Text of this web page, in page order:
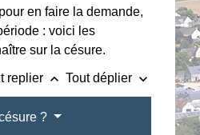
en faire la demande,
: voici les
sur la césure.
replier keyboard_arrow_up Tout déplier keyboard_arrow_down
?